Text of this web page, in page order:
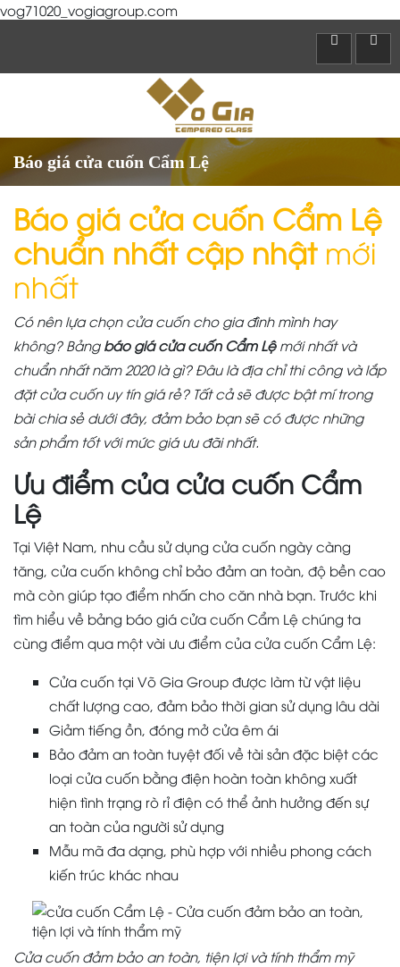
vog71020_vogiagroup.com
Báo giá cửa cuốn Cẩm Lệ
Báo giá cửa cuốn Cẩm Lệ
chuẩn nhất cập nhật mới
nhất
Có nên lựa chọn cửa cuốn cho gia đình mình hay
không? Bảng báo giá cửa cuốn Cẩm Lệmới nhất và
chuẩn nhất năm 2020 là gì? Đâu là địa chỉ thi công và lắp
đặt cửa cuốn uy tín giá rẻ? Tất cả sẽ được bật mí trong
bài chia sẻ dưới đây, đảm bảo bạn sẽ có được những
sản phẩm tốt với mức giá ưu đãi nhất.
Ưu điểm của cửa cuốn Cẩm
Lệ
Tại Việt Nam, nhu cầu sử dụng cửa cuốn ngày càng
tăng, cửa cuốn không chỉ bảo đảm an toàn, độ bền cao
mà còn giúp tạo điểm nhấn cho căn nhà bạn. Trước khi
tìm hiểu về bảng báo giá cửa cuốn Cẩm Lệ chúng ta
cùng điểm qua một vài ưu điểm của cửa cuốn Cẩm Lệ:
Cửa cuốn tại Võ Gia Group được làm từ vật liệu
chất lượng cao, đảm bảo thời gian sử dụng lâu dài
Giảm tiếng ồn, đóng mở cửa êm ái
Bảo đảm an toàn tuyệt đối về tài sản đặc biệt các
loại cửa cuốn bằng điện hoàn toàn không xuất
hiện tình trạng rò rỉ điện có thể ảnh hưởng đến sự
an toàn của người sử dụng
Mẫu mã đa dạng, phù hợp với nhiều phong cách
kiến trúc khác nhau
Cửa cuốn đảm bảo an toàn, tiện lợi và tính thẩm mỹ